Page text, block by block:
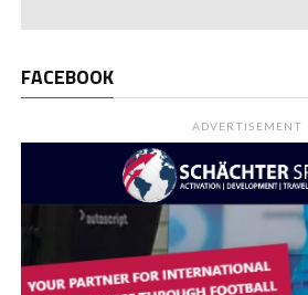
FACEBOOK
ADVERTISEMENT